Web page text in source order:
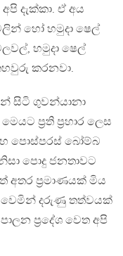
දැක්කා. ඒ අය
හෝ හමුදා ෂෙල්
හමුදා ෂෙල්
කරනවා.
සිටි ගුවන්යානා
ප්‍රති ප්‍රහාර ලෙස
පොස්පරස් බෝම්බ
පොදු ජනතාවට
අතර ප්‍රමාණයක් මිය
වෙමින් දරුණු තත්වයක්
ප්‍රදේශ වෙත අපි